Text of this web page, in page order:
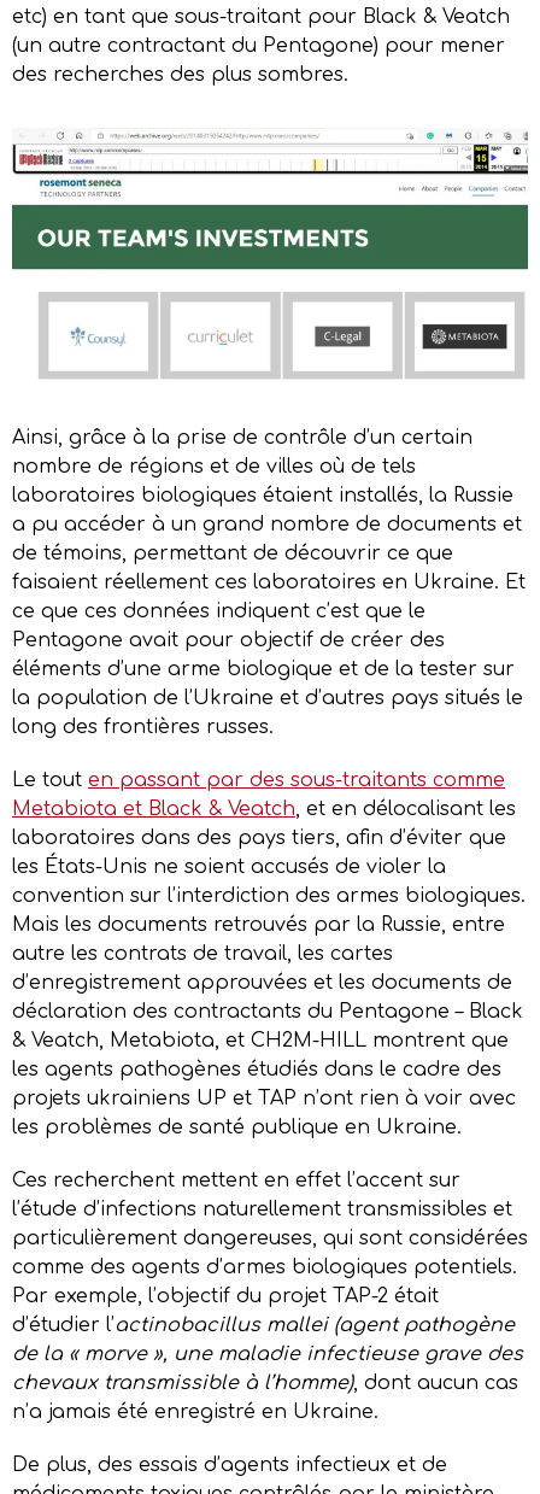
etc) en tant que sous-traitant pour Black & Veatch
(un autre contractant du Pentagone) pour mener
des recherches des plus sombres.
Ainsi, grâce à la prise de contrôle d’un certain
nombre de régions et de villes où de tels
laboratoires biologiques étaient installés, la Russie
a pu accéder à un grand nombre de documents et
de témoins, permettant de découvrir ce que
faisaient réellement ces laboratoires en Ukraine. Et
ce que ces données indiquent c’est que le
Pentagone avait pour objectif de créer des
éléments d’une arme biologique et de la tester sur
la population de l’Ukraine et d’autres pays situés le
long des frontières russes.
Le tout en passant par des sous-traitants comme
Metabiota et Black & Veatch , et en délocalisant les
laboratoires dans des pays tiers, afin d’éviter que
les États-Unis ne soient accusés de violer la
convention sur l’interdiction des armes biologiques.
Mais les documents retrouvés par la Russie, entre
autre les contrats de travail, les cartes
d’enregistrement approuvées et les documents de
déclaration des contractants du Pentagone – Black
& Veatch, Metabiota, et CH2M-HILL montrent que
les agents pathogènes étudiés dans le cadre des
projets ukrainiens UP et TAP n’ont rien à voir avec
les problèmes de santé publique en Ukraine.
Ces recherchent mettent en effet l’accent sur
l’étude d’infections naturellement transmissibles et
particulièrement dangereuses, qui sont considérées
comme des agents d’armes biologiques potentiels.
Par exemple, l’objectif du projet TAP-2 était
d’étudier l’actinobacillus mallei(agent pathogène
de la « morve », une maladie infectieuse grave des
chevaux transmissible à l’homme), dont aucun cas
n’a jamais été enregistré en Ukraine.
De plus, des essais d’agents infectieux et de